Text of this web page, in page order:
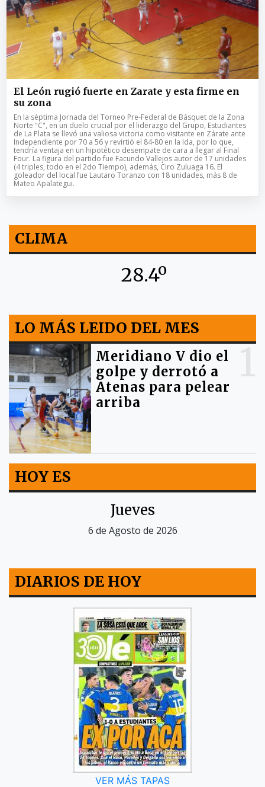
El León rugió fuerte en Zarate y esta firme en
su zona
En la séptima Jornada del Torneo Pre-Federal de Básquet de la Zona
Norte "C", en un duelo crucial por el liderazgo del Grupo, Estudiantes
de La Plata se llevó una valiosa victoria como visitante en Zárate ante
Independiente por 70 a 56 y revirtió el 84-80 en la Ida, por lo que,
tendría ventaja en un hipotético desempate de cara a llegar al Final
Four. La figura del partido fue Facundo Vallejos autor de 17 unidades
(4 triples, todo en el 2do Tiempo), además, Ciro Zuluaga 16. El
goleador del local fue Lautaro Toranzo con 18 unidades, más 8 de
Mateo Apalategui.
CLIMA
28.4º
LO MÁS LEIDO DEL MES
Meridiano V dio el
golpe y derrotó a
Atenas para pelear
arriba
HOY ES
Jueves
6 de Agosto de 2026
DIARIOS DE HOY
VER MÁS TAPAS